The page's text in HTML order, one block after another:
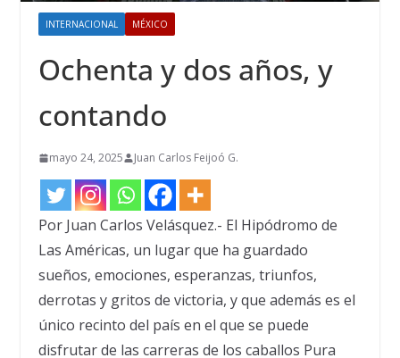
INTERNACIONAL MÉXICO
Ochenta y dos años, y
contando
mayo 24, 2025 Juan Carlos Feijoó G.
Por Juan Carlos Velásquez.- El Hipódromo de
Las Américas, un lugar que ha guardado
sueños, emociones, esperanzas, triunfos,
derrotas y gritos de victoria, y que además es el
único recinto del país en el que se puede
disfrutar de las carreras de los caballos Pura